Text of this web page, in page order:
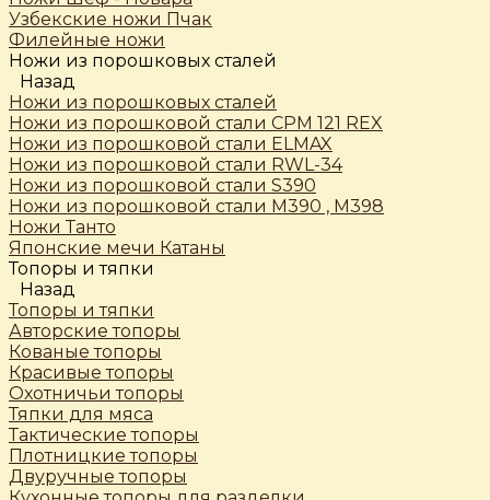
Узбекские ножи Пчак
Филейные ножи
Ножи из порошковых сталей
Назад
Ножи из порошковых сталей
Ножи из порошковой стали CPM 121 REX
Ножи из порошковой стали ELMAX
Ножи из порошковой стали RWL-34
Ножи из порошковой стали S390
Ножи из порошковой стали М390 , М398
Ножи Танто
Японские мечи Катаны
Топоры и тяпки
Назад
Топоры и тяпки
Авторские топоры
Кованые топоры
Красивые топоры
Охотничьи топоры
Тяпки для мяса
Тактические топоры
Плотницкие топоры
Двуручные топоры